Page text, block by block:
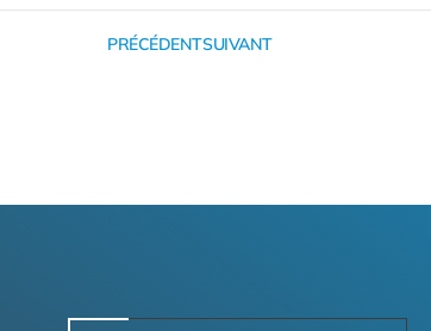
PRÉCÉDENTSUIVANT